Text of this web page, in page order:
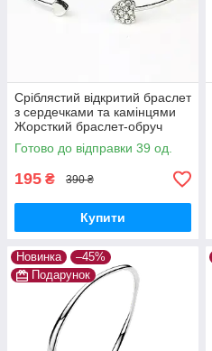
Сріблястий відкритий браслет
з сердечками та камінцями
Жорсткий браслет-обруч
браслет-кафф «Серце» Паве
Готово до відправки 39 од.
195 ₴ 390 ₴
Купити
Новинка
–45%
Подарунок